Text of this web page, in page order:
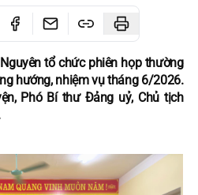
tổ chức phiên họp thường
hướng, nhiệm vụ tháng 6/2026.
Phó Bí thư Đảng uỷ, Chủ tịch